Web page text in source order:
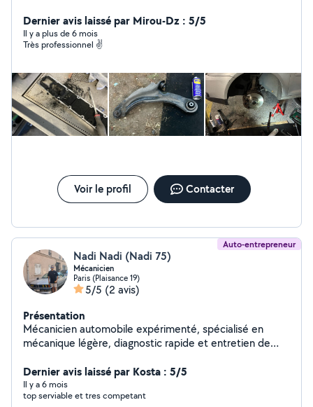
Dernier avis laissé par Mirou-Dz : 5/5
Il y a plus de 6 mois
Très professionnel ✌️
Voir le profil Contacter
Auto-entrepreneur
Nadi Nadi (Nadi 75)
Mécanicien
Paris (Plaisance 19)
5/5 (2 avis)
Présentation
Mécanicien automobile expérimenté, spécialisé en
mécanique légère, diagnostic rapide et entretien de
en Île-de-France, offrant un service fiable, transparent
et adapté aux besoins de chaque client. Compétences
en scooters électriques et maintenance technique.
Dernier avis laissé par Kosta : 5/5
Il y a 6 mois
top serviable et tres competant